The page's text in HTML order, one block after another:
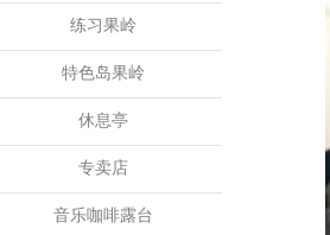
练习果岭
特色岛果岭
休息亭
专卖店
音乐咖啡露台